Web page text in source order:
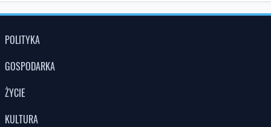
POLITYKA
GOSPODARKA
ŻYCIE
KULTURA